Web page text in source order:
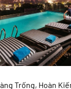
Trống, Hoàn